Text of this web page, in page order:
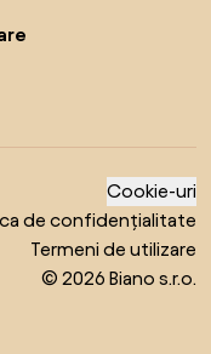
Cookie-uri
de confidențialitate
Termeni de utilizare
© 2026 Biano s.r.o.